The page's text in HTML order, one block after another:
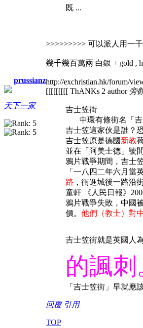
prussianz
天下一家
既 ...
>>>>>>>>> 可以派人用一
幾千幾百萬兩 白銀 + gold ,
http://exchristian.hk/forum/
[[[[[[[[[ ThANKs 2 author 旁
吉士笠街
中環有條街名「吉
吉士笠這家伙是誰？
吉士笠原是德國新教
並在「阿美士德」號
鴉片戰爭期間，吉士
「一八四二年六月當
路 ，衝進城後一路沿
童軒 《人民日報》
鴉片戰爭失敗，中國
價。 他們（教士）對
吉士笠街就是英國人
的諷刺
「吉士笠街」早就應
回覆 引用
TOP